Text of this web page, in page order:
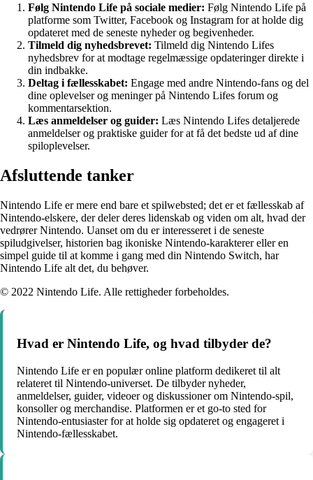
Følg Nintendo Life på sociale medier: Følg Nintendo Life på
platforme som Twitter, Facebook og Instagram for at holde dig
opdateret med de seneste nyheder og begivenheder.
Tilmeld dig nyhedsbrevet: Tilmeld dig Nintendo Lifes
nyhedsbrev for at modtage regelmæssige opdateringer direkte i
din indbakke.
Deltag i fællesskabet: Engage med andre Nintendo-fans og del
dine oplevelser og meninger på Nintendo Lifes forum og
kommentarsektion.
Læs anmeldelser og guider: Læs Nintendo Lifes detaljerede
anmeldelser og praktiske guider for at få det bedste ud af dine
spiloplevelser.
Afsluttende tanker
Nintendo Life er mere end bare et spilwebsted; det er et fællesskab af
Nintendo-elskere, der deler deres lidenskab og viden om alt, hvad der
vedrører Nintendo. Uanset om du er interesseret i de seneste
spiludgivelser, historien bag ikoniske Nintendo-karakterer eller en
simpel guide til at komme i gang med din Nintendo Switch, har
Nintendo Life alt det, du behøver.
© 2022 Nintendo Life. Alle rettigheder forbeholdes.
Hvad er Nintendo Life, og hvad tilbyder de?
Nintendo Life er en populær online platform dedikeret til alt
relateret til Nintendo-universet. De tilbyder nyheder,
anmeldelser, guider, videoer og diskussioner om Nintendo-spil,
konsoller og merchandise. Platformen er et go-to sted for
Nintendo-entusiaster for at holde sig opdateret og engageret i
Nintendo-fællesskabet.